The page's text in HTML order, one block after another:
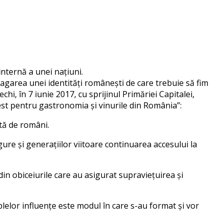
a unei națiuni.
unei identități românești de care trebuie să fim
în 7 iunie 2017, cu sprijinul Primăriei Capitalei,
pentru gastronomia și vinurile din România”:
de români.
și generațiilor viitoare continuarea accesului la
obiceiurile care au asigurat supraviețuirea și
influențe este modul în care s-au format și vor